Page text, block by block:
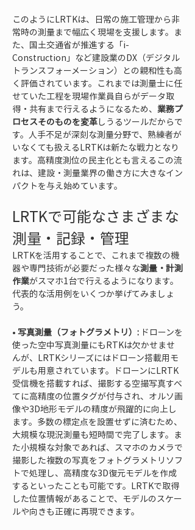
このようにLRTKは、日常の施工管理から非
常時の測量まで幅広く現場を支援します。ま
た、国土交通省が推進する「i-
Construction」など建設業のDX（デジタル
トランスフォーメーション）との親和性も高
く評価されています。これまでは測量士に任
せていた工程を現場作業員自らがデータ取
得・共有まで行えるようになるため、 業務プ
ロセスそのものを変革しうるツールだからで
す。人手不足が深刻な測量分野で、熟練者が
いなくても扱えるLRTKは新たな戦力となり
ます。高精度測位の民主化とも言えるこの流
れは、建設・測量業界の働き方に大きなイン
パクトを与え始めています。
LRTKで可能なさまざまな
測量・記録・管理
LRTKを活用することで、これまで複数の機
器や専門技術が必要だった様々な測量・計測
作業がスマホ1台で行えるようになります。
代表的な活用例をいくつか挙げてみましょ
う。
• 写真測量（フォトグラメトリ）: ドローンを
使った空中写真測量にもRTKは欠かせませ
んが、LRTKシリーズにはドローン搭載用モ
デルも用意されています。ドローンにLRTK
受信機を搭載すれば、撮影する空撮写真すべ
てに高精度の位置タグが付与され、オルソ画
像や3D地形モデルの精度が飛躍的に向上し
ます。多数の標定点を設置せずに済むため、
大規模な現況測量も短時間で完了します。ま
た小規模な対象であれば、スマホのカメラで
撮影した複数の写真をフォトグラメトリソフ
トで処理し、高精度な3D復元モデルを作成
するといったことも可能です。LRTKで取得
した位置情報があることで、モデルのスケー